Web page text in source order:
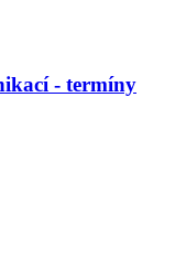
- termíny